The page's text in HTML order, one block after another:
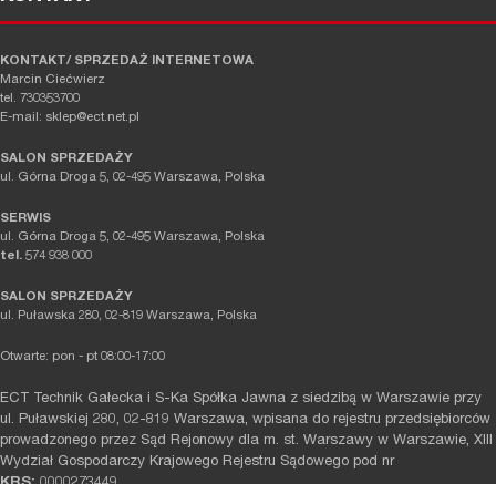
KONTAKT/ SPRZEDAŻ INTERNETOWA
Marcin Ciećwierz
tel. 730353700
E-mail: sklep@ect.net.pl
SALON SPRZEDAŻY
ul. Górna Droga 5, 02-495 Warszawa, Polska
SERWIS
ul. Górna Droga 5, 02-495 Warszawa, Polska
tel. 574 938 000
SALON SPRZEDAŻY
ul. Puławska 280, 02-819 Warszawa, Polska
Otwarte: pon - pt 08:00-17:00
ECT Technik Gałecka i S-Ka Spółka Jawna z siedzibą w Warszawie przy
ul. Puławskiej 280, 02-819 Warszawa, wpisana do rejestru przedsiębiorców
prowadzonego przez Sąd Rejonowy dla m. st. Warszawy w Warszawie, XIII
Wydział Gospodarczy Krajowego Rejestru Sądowego pod nr